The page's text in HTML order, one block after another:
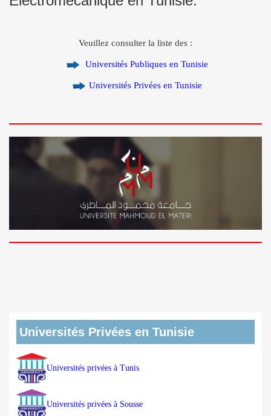
Veuillez consulter la liste des :
Universités Publiques en Tunisie
Universités Privées en Tunisie
Universités Privées en Tunisie
Universités privées à Tunis
Universités privées à Sousse